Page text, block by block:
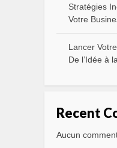
Stratégies
Votre
Lancer
De l’Idée à
Recent
Aucun